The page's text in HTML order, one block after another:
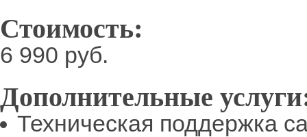
Стоимость:
6 990 руб.
Дополнительные
Техническая поддержка